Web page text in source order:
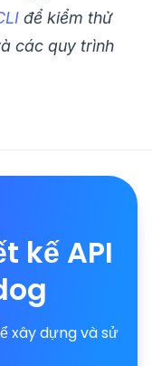
để kiểm thử
các quy trình
kế API
xây dựng và sử